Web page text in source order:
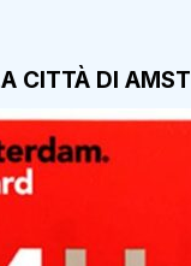
CITTÀ DI